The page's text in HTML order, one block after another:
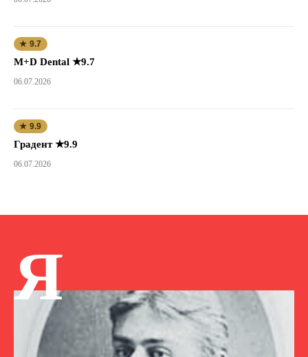
★ 9.7
M+D Dental ★9.7
06.07.2026
★ 9.9
Градент ★9.9
06.07.2026
Я